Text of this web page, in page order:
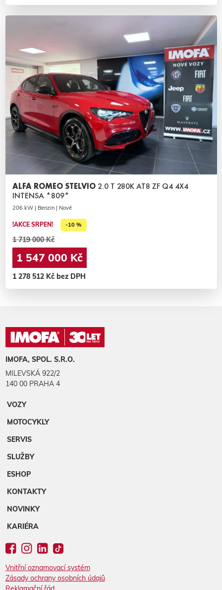
ALFA ROMEO STELVIO 2.0 T 280K AT8 ZF Q4 4X4
INTENSA *809*
206 kW | Benzin | Nové
!AKCE SRPEN! -10 %
1 719 000 Kč
1 547 000 Kč
1 278 512 Kč bez DPH
IMOFA, SPOL. S.R.O.
MILEVSKÁ 922/2
140 00 PRAHA 4
VOZY
MOTOCYKLY
SERVIS
SLUŽBY
ESHOP
KONTAKTY
NOVINKY
KARIÉRA
Vnitřní oznamovací systém
Zásady ochrany osobních údajů